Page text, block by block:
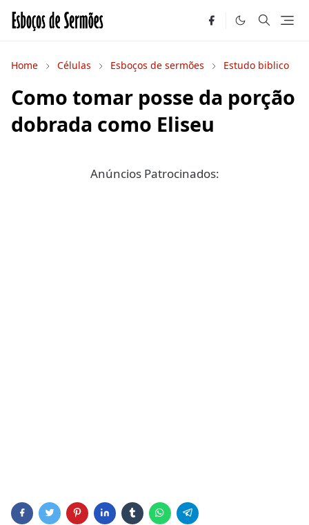
Home Células Esboços de sermões Estudo biblico
Como tomar posse da porção
dobrada como Eliseu
Anúncios Patrocinados: